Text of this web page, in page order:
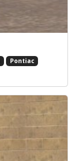
Pontiac